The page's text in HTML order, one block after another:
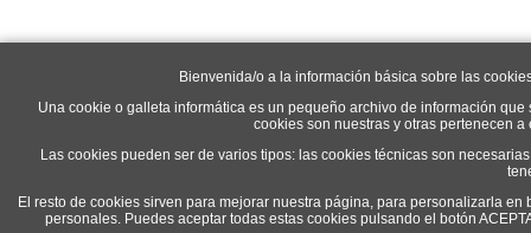
Bienvenida/o a la información básica sobre las
Una cookie o galleta informática es un pequeño archivo de información
cookies son nuestras y otras pertenecen
Las cookies pueden ser de varios tipos: las cookies técnicas son
El resto de cookies sirven para mejorar nuestra página, para personalizarla
personales. Puedes aceptar todas estas cookies pulsando el botón